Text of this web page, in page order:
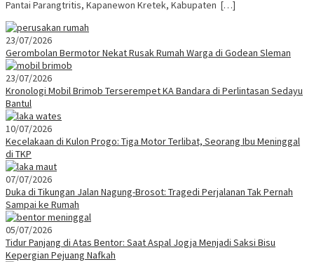
Pantai Parangtritis, Kapanewon Kretek, Kabupaten […]
23/07/2026
Gerombolan Bermotor Nekat Rusak Rumah Warga di Godean Sleman
23/07/2026
Kronologi Mobil Brimob Terserempet KA Bandara di Perlintasan Sedayu
Bantul
10/07/2026
Kecelakaan di Kulon Progo: Tiga Motor Terlibat, Seorang Ibu Meninggal
di TKP
07/07/2026
Duka di Tikungan Jalan Nagung-Brosot: Tragedi Perjalanan Tak Pernah
Sampai ke Rumah
05/07/2026
Tidur Panjang di Atas Bentor: Saat Aspal Jogja Menjadi Saksi Bisu
Kepergian Pejuang Nafkah